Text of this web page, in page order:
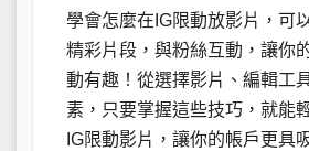
學會怎麼在IG限動放影片，可
精彩片段，與粉絲互動，讓你
動有趣！從選擇影片、編輯工
素，只要掌握這些技巧，就能
IG限動影片，讓你的帳戶更具